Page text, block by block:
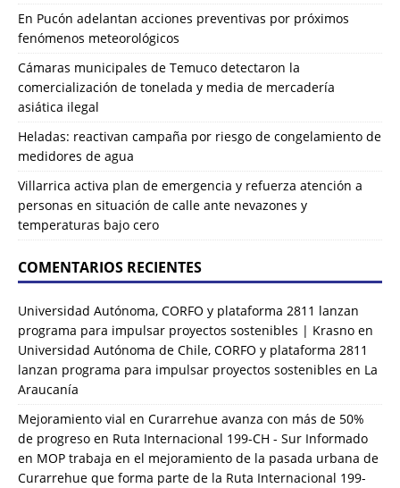
En Pucón adelantan acciones preventivas por próximos
fenómenos meteorológicos
Cámaras municipales de Temuco detectaron la
comercialización de tonelada y media de mercadería
asiática ilegal
Heladas: reactivan campaña por riesgo de congelamiento de
medidores de agua
Villarrica activa plan de emergencia y refuerza atención a
personas en situación de calle ante nevazones y
temperaturas bajo cero
COMENTARIOS RECIENTES
Universidad Autónoma, CORFO y plataforma 2811 lanzan
programa para impulsar proyectos sostenibles | Krasno en
Universidad Autónoma de Chile, CORFO y plataforma 2811
lanzan programa para impulsar proyectos sostenibles en La
Araucanía
Mejoramiento vial en Curarrehue avanza con más de 50%
de progreso en Ruta Internacional 199-CH - Sur Informado
en MOP trabaja en el mejoramiento de la pasada urbana de
Curarrehue que forma parte de la Ruta Internacional 199-